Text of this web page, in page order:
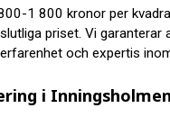
1 800 kronor per
priset. Vi
och expertis
i